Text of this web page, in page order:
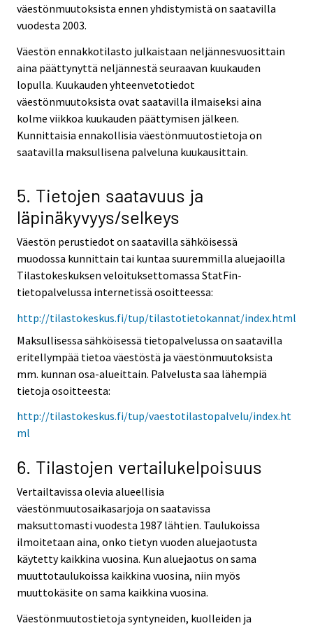
väestönmuutoksista ennen yhdistymistä on saatavilla
vuodesta 2003.
Väestön ennakkotilasto julkaistaan neljännesvuosittain
aina päättynyttä neljännestä seuraavan kuukauden
lopulla. Kuukauden yhteenvetotiedot
väestönmuutoksista ovat saatavilla ilmaiseksi aina
kolme viikkoa kuukauden päättymisen jälkeen.
Kunnittaisia ennakollisia väestönmuutostietoja on
saatavilla maksullisena palveluna kuukausittain.
5. Tietojen saatavuus ja
läpinäkyvyys/selkeys
Väestön perustiedot on saatavilla sähköisessä
muodossa kunnittain tai kuntaa suuremmilla aluejaoilla
Tilastokeskuksen veloituksettomassa StatFin-
tietopalvelussa internetissä osoitteessa:
http://tilastokeskus.fi/tup/tilastotietokannat/index.html
Maksullisessa sähköisessä tietopalvelussa on saatavilla
eritellympää tietoa väestöstä ja väestönmuutoksista
mm. kunnan osa-alueittain. Palvelusta saa lähempiä
tietoja osoitteesta:
http://tilastokeskus.fi/tup/vaestotilastopalvelu/index.ht
ml
6. Tilastojen vertailukelpoisuus
Vertailtavissa olevia alueellisia
väestönmuutosaikasarjoja on saatavissa
maksuttomasti vuodesta 1987 lähtien. Taulukoissa
ilmoitetaan aina, onko tietyn vuoden aluejaotusta
käytetty kaikkina vuosina. Kun aluejaotus on sama
muuttotaulukoissa kaikkina vuosina, niin myös
muuttokäsite on sama kaikkina vuosina.
Väestönmuutostietoja syntyneiden, kuolleiden ja